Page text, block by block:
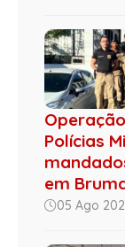
Polícias
em
05 Ago